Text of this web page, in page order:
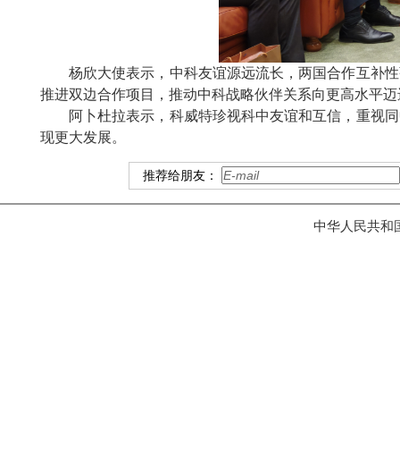
杨欣大使表示，中科友谊源远流长，两国合作互补
推进双边合作项目，推动中科战略伙伴关系向更高水平
阿卜杜拉表示，科威特珍视科中友谊和互信，重视
现更大发展。
推荐给朋友：
中华人民共和